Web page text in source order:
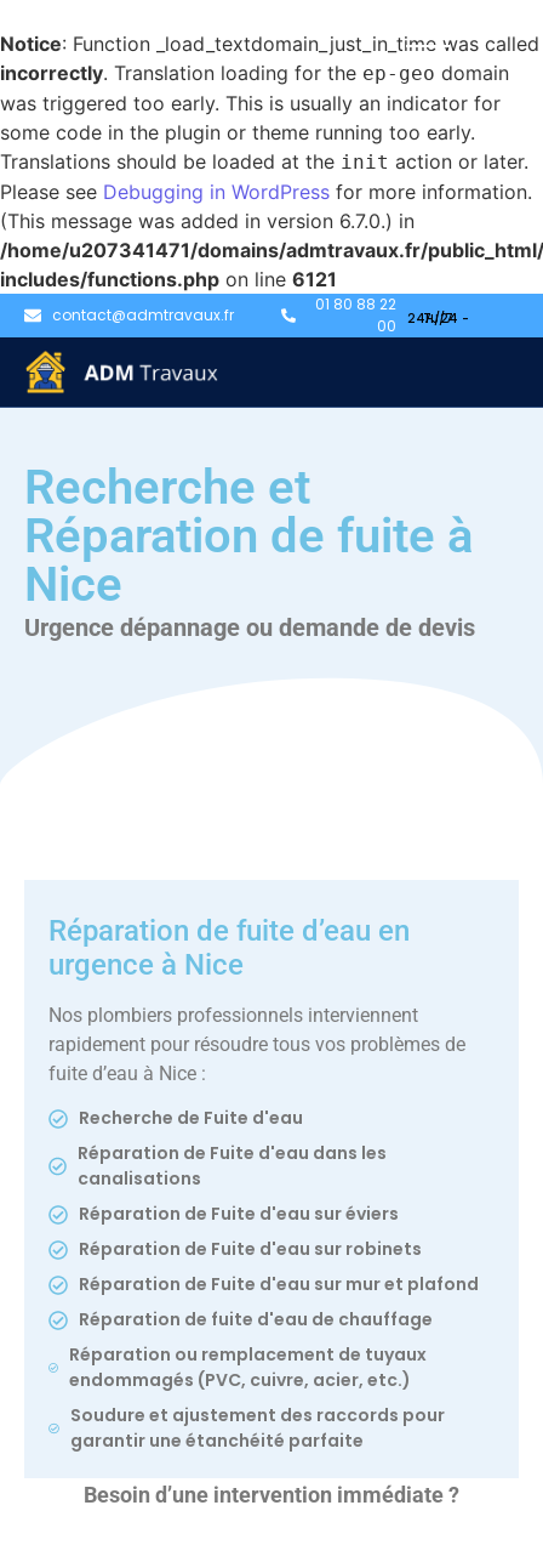
Notice: Function _load_textdomain_just_in_time was called
incorrectly. Translation loading for the ep-geo domain
was triggered too early. This is usually an indicator for
some code in the plugin or theme running too early.
Translations should be loaded at the init action or later.
Please see Debugging in WordPress for more information.
(This message was added in version 6.7.0.) in
/home/u207341471/domains/admtravaux.fr/
includes/functions.php on line 6121
contact@admtravaux.fr
01 80 88 22
00
Recherche et
Réparation de fuite à
Nice
Urgence dépannage ou demande de devis
Réparation de fuite d’eau en
urgence à Nice
Nos plombiers professionnels interviennent
rapidement pour résoudre tous vos problèmes de
fuite d’eau à Nice :
Recherche de Fuite d'eau
Réparation de Fuite d'eau dans les
canalisations
Réparation de Fuite d'eau sur éviers
Réparation de Fuite d'eau sur robinets
Réparation de Fuite d'eau sur mur et plafond
Réparation de fuite d'eau de chauffage
Réparation ou remplacement de tuyaux
endommagés (PVC, cuivre, acier, etc.)
Soudure et ajustement des raccords pour
garantir une étanchéité parfaite
Besoin d’une intervention immédiate ?